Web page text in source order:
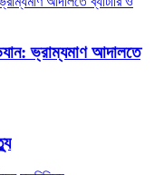
ভ্রাম্যমাণ আদালতে